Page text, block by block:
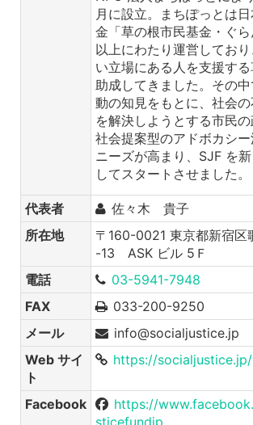
月に設立。まちぽっとは
金「草の根市民基金・ぐ
以上にわたり運営してお
い立場にある人を支援す
助成してきました。その
動の知見をもとに、社会
を解決しようとする市民の
社会提案型のアドボカシ
ニーズが高まり、SJF を
してスタートさせました。
代表者
佐々木 貴子
所在地
〒160-0021 東京都新宿区
-13 ASK ビル 5Ｆ
電話
03-5941-7948
FAX
033-200-9250
メール
info@socialjustice.jp
Web サイ
ト
https://
Facebook
https://
sticefundjp